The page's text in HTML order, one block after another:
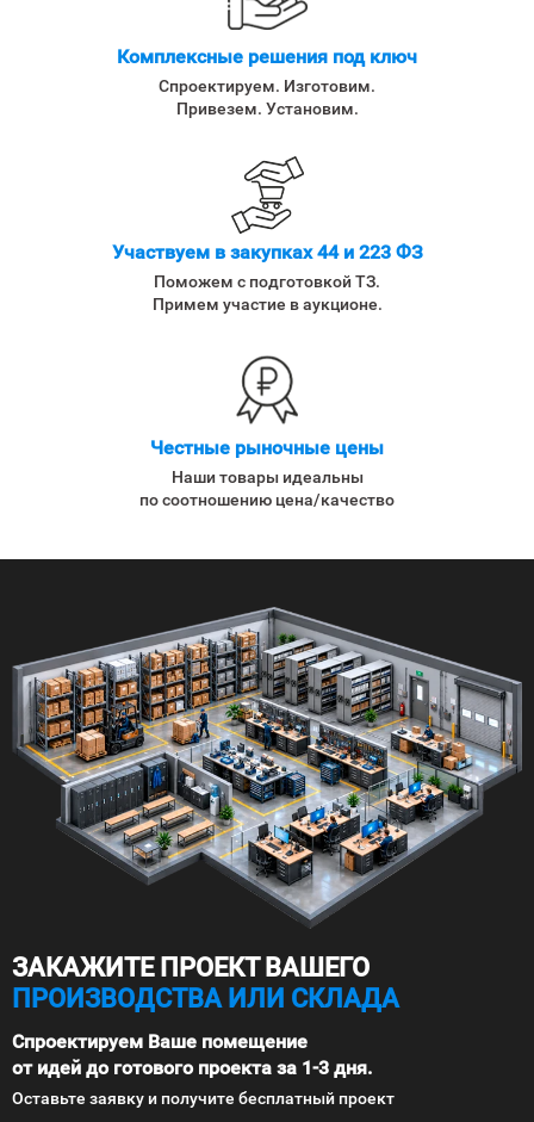
Комплексные решения под ключ
Спроектируем. Изготовим.
Привезем. Установим.
Участвуем в закупках 44 и 223 ФЗ
Поможем с подготовкой ТЗ.
Примем участие в аукционе.
Честные рыночные цены
Наши товары идеальны
по соотношению цена/качество
ЗАКАЖИТЕ ПРОЕКТ ВАШЕГО
ПРОИЗВОДСТВА ИЛИ СКЛАДА
Спроектируем Ваше помещение
от идей до готового проекта за 1-3 дня.
Оставьте заявку и получите бесплатный проект